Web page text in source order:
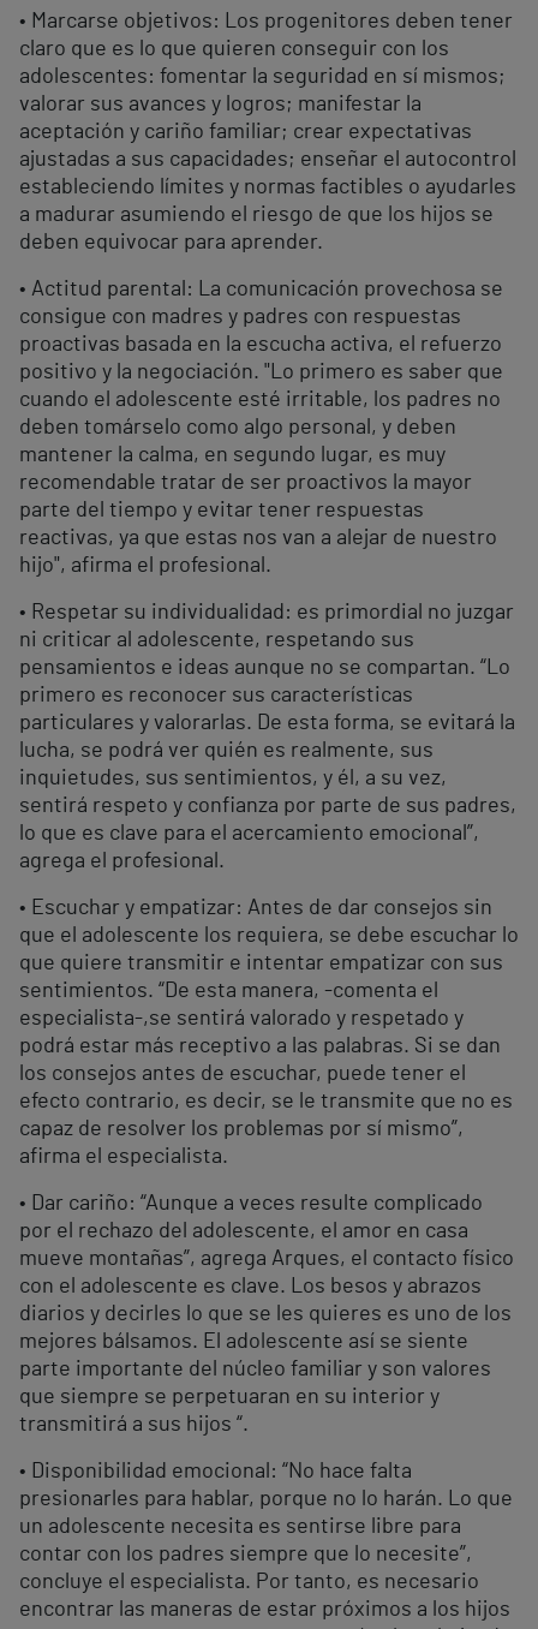
• Marcarse objetivos: Los progenitores deben tener
claro que es lo que quieren conseguir con los
adolescentes: fomentar la seguridad en sí mismos;
valorar sus avances y logros; manifestar la
aceptación y cariño familiar; crear expectativas
ajustadas a sus capacidades; enseñar el autocontrol
estableciendo límites y normas factibles o ayudarles
a madurar asumiendo el riesgo de que los hijos se
deben equivocar para aprender.
• Actitud parental: La comunicación provechosa se
consigue con madres y padres con respuestas
proactivas basada en la escucha activa, el refuerzo
positivo y la negociación. "Lo primero es saber que
cuando el adolescente esté irritable, los padres no
deben tomárselo como algo personal, y deben
mantener la calma, en segundo lugar, es muy
recomendable tratar de ser proactivos la mayor
parte del tiempo y evitar tener respuestas
reactivas, ya que estas nos van a alejar de nuestro
hijo", afirma el profesional.
• Respetar su individualidad: es primordial no juzgar
ni criticar al adolescente, respetando sus
pensamientos e ideas aunque no se compartan. “Lo
primero es reconocer sus características
particulares y valorarlas. De esta forma, se evitará la
lucha, se podrá ver quién es realmente, sus
inquietudes, sus sentimientos, y él, a su vez,
sentirá respeto y confianza por parte de sus padres,
lo que es clave para el acercamiento emocional”,
agrega el profesional.
• Escuchar y empatizar: Antes de dar consejos sin
que el adolescente los requiera, se debe escuchar lo
que quiere transmitir e intentar empatizar con sus
sentimientos. “De esta manera, -comenta el
especialista-,se sentirá valorado y respetado y
podrá estar más receptivo a las palabras. Si se dan
los consejos antes de escuchar, puede tener el
efecto contrario, es decir, se le transmite que no es
capaz de resolver los problemas por sí mismo”,
afirma el especialista.
• Dar cariño: “Aunque a veces resulte complicado
por el rechazo del adolescente, el amor en casa
mueve montañas”, agrega Arques, el contacto físico
con el adolescente es clave. Los besos y abrazos
diarios y decirles lo que se les quieres es uno de los
mejores bálsamos. El adolescente así se siente
parte importante del núcleo familiar y son valores
que siempre se perpetuaran en su interior y
transmitirá a sus hijos “.
• Disponibilidad emocional: “No hace falta
presionarles para hablar, porque no lo harán. Lo que
un adolescente necesita es sentirse libre para
contar con los padres siempre que lo necesite”,
concluye el especialista. Por tanto, es necesario
encontrar las maneras de estar próximos a los hijos